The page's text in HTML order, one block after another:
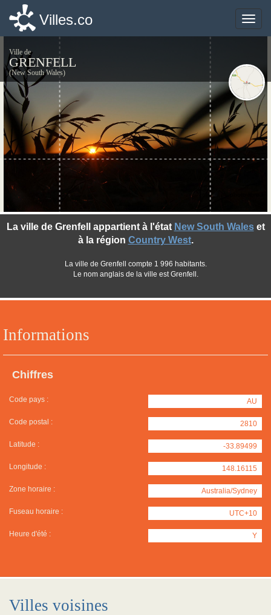
Toggle
Villes.co
Ville de
GRENFELL
(New South Wales)
Informations
Chiffres
Code pays : AU
Code postal : 2810
Latitude : -33.89499
Longitude : 148.16115
Zone horaire : Australia/Sydney
Fuseau horaire : UTC+10
Heure d'été : Y
La ville de Grenfell appartient à l'état New South Waleset
à la région Country West.
La ville de Grenfell compte 1 996 habitants.
Le nom anglais de la ville est Grenfell.
Villes voisines
Toggle
Villes.co